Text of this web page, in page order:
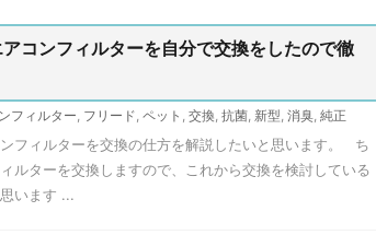
コンフィルターを自分で交換をしたので徹
フィルター フリード ペット 交換 抗菌 新型 消臭 純正
フィルターを交換の仕方を解説したいと思います。 ち
ルターを交換しますので、これから交換を検討している
います ...